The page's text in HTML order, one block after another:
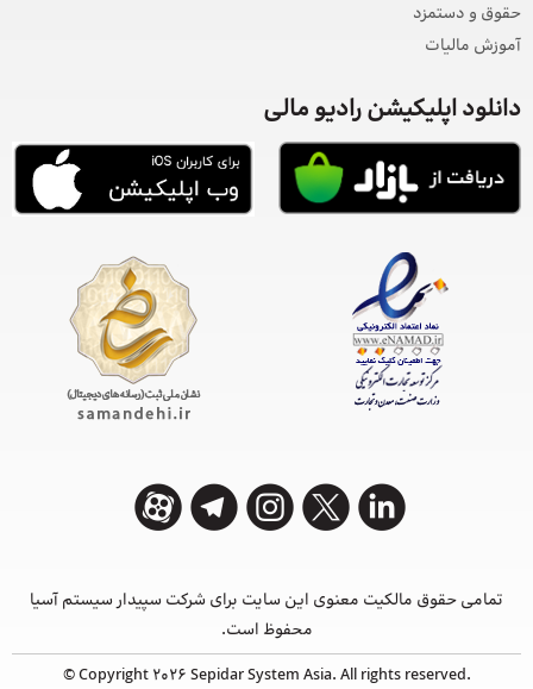
حقوق و دستمزد
آموزش مالیات
دانلود اپلیکیشن رادیو مالی
تمامی حقوق مالکیت معنوی این ‌سایت برای شرکت سپیدار سیستم آسیا
محفوظ است.
© Copyright 2026 Sepidar System Asia. All rights reserved.